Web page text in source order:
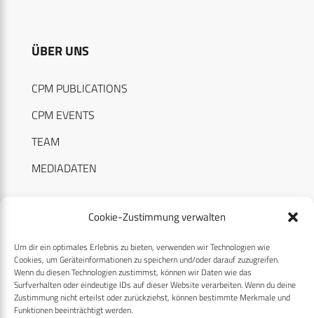
Cookie-Zustimmung verwalten
Um dir ein optimales Erlebnis zu bieten, verwenden wir Technologien wie
Cookies, um Geräteinformationen zu speichern und/oder darauf zuzugreifen.
Wenn du diesen Technologien zustimmst, können wir Daten wie das
Surfverhalten oder eindeutige IDs auf dieser Website verarbeiten. Wenn du deine
Zustimmung nicht erteilst oder zurückziehst, können bestimmte Merkmale und
Funktionen beeinträchtigt werden.
ÜBER UNS
CPM PUBLICATIONS
CPM EVENTS
TEAM
MEDIADATEN
RECHTLICHES
Datenschutzerklärung